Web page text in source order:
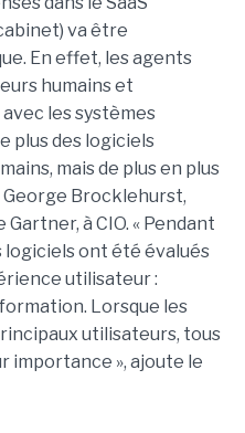
va être
En effet, les agents
humains et
les systèmes
plus des logiciels
mais de plus en plus
George Brocklehurst,
à CIO. « Pendant
logiciels ont été évalués
utilisateur :
Lorsque les
utilisateurs, tous
importance », ajoute le